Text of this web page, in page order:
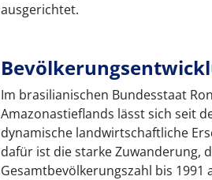
ausgerichtet.
Im brasilianischen Bundesstaat
Amazonastieflands lässt sich seit
dynamische landwirtschaftliche
dafür ist die starke Zuwanderung,
Gesamtbevölkerungszahl bis 1991